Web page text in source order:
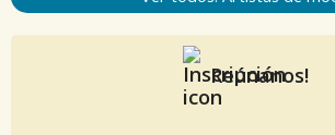
Reúnanos!